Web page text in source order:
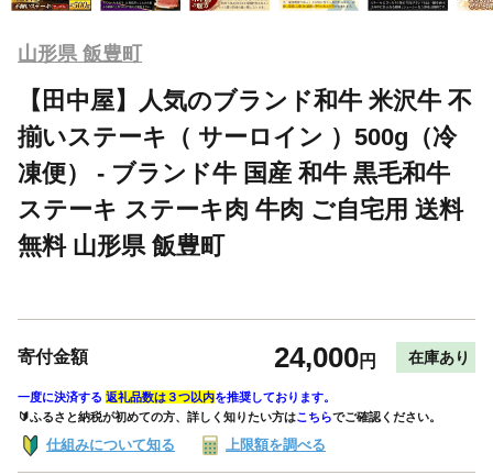
山形県 飯豊町
【田中屋】人気のブランド和牛 米沢牛 不
揃いステーキ（ サーロイン ）500g（冷
凍便） - ブランド牛 国産 和牛 黒毛和牛
ステーキ ステーキ肉 牛肉 ご自宅用 送料
無料 山形県 飯豊町
寄付金額 24,000円 在庫あり
一度に決済する 返礼品数は３つ以内を推奨しております。
🔰ふるさと納税が初めての方、詳しく知りたい方はこちらでご確認ください。
仕組みについて知る 上限額を調べる